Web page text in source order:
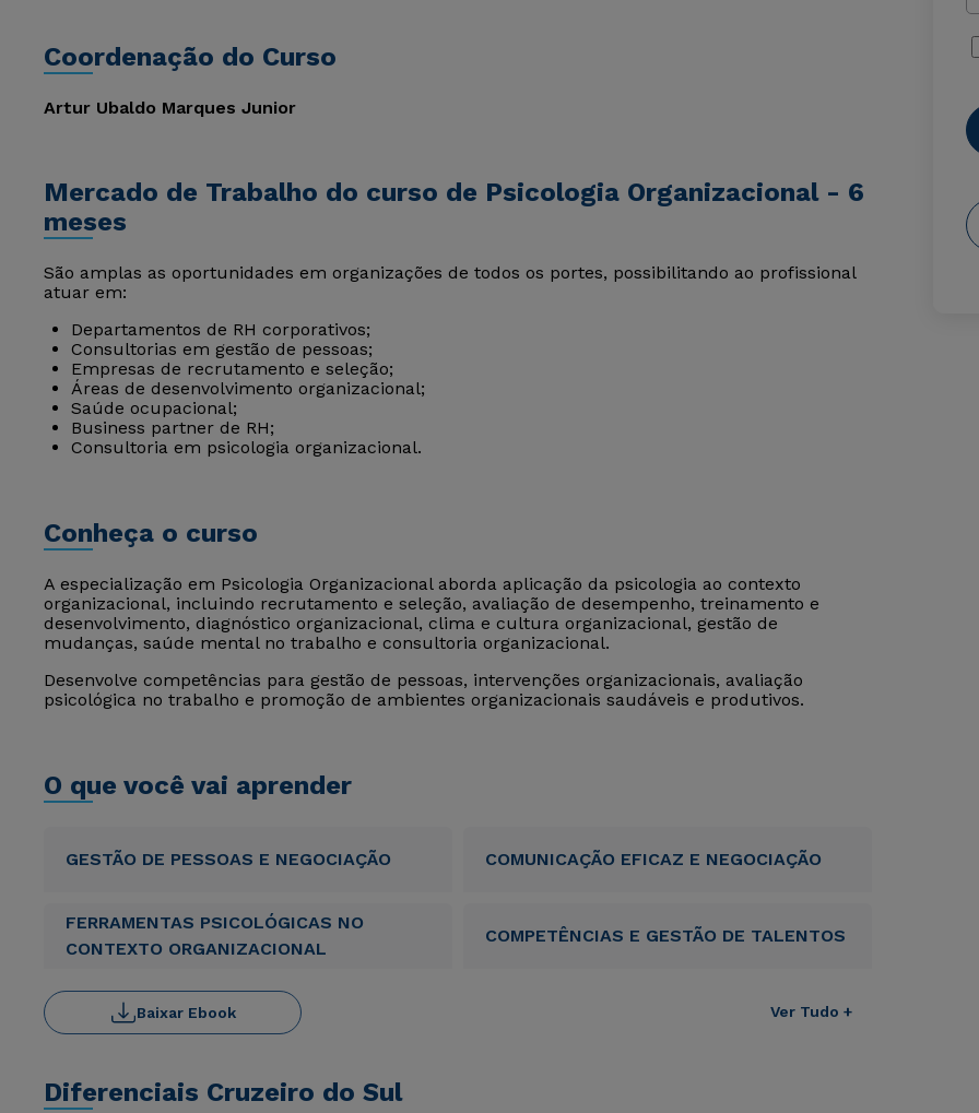
Coordenação do Curso
Artur Ubaldo Marques Junior
Mercado de Trabalho do curso de Psicologia Organizacional - 6
meses
São amplas as oportunidades em organizações de todos os portes, possibilitando ao profissional
atuar em:
Departamentos de RH corporativos;
Consultorias em gestão de pessoas;
Empresas de recrutamento e seleção;
Áreas de desenvolvimento organizacional;
Saúde ocupacional;
Business partner de RH;
Consultoria em psicologia organizacional.
Conheça o curso
A especialização em Psicologia Organizacional aborda aplicação da psicologia ao contexto
organizacional, incluindo recrutamento e seleção, avaliação de desempenho, treinamento e
desenvolvimento, diagnóstico organizacional, clima e cultura organizacional, gestão de
mudanças, saúde mental no trabalho e consultoria organizacional.
Desenvolve competências para gestão de pessoas, intervenções organizacionais, avaliação
psicológica no trabalho e promoção de ambientes organizacionais saudáveis e produtivos.
O que você vai aprender
GESTÃO DE PESSOAS E NEGOCIAÇÃO COMUNICAÇÃO EFICAZ E NEGOCIAÇÃO
FERRAMENTAS PSICOLÓGICAS NO
CONTEXTO ORGANIZACIONAL
COMPETÊNCIAS E GESTÃO DE TALENTOS
Ver Tudo +
Baixar Ebook
Diferenciais Cruzeiro do Sul